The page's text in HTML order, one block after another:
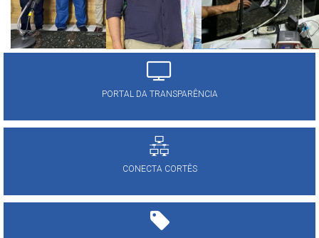
PORTAL DA TRANSPARÊNCIA
CONECTA CORTÊS